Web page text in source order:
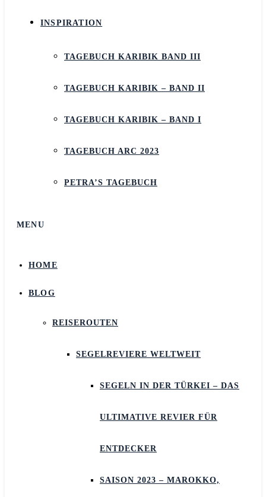
INSPIRATION
TAGEBUCH KARIBIK BAND III
TAGEBUCH KARIBIK – BAND II
TAGEBUCH KARIBIK – BAND I
TAGEBUCH ARC 2023
PETRA’S TAGEBUCH
MENU
HOME
BLOG
REISEROUTEN
SEGELREVIERE WELTWEIT
SEGELN IN DER TÜRKEI – DAS
ULTIMATIVE REVIER FÜR
ENTDECKER
SAISON 2023 – MAROKKO,